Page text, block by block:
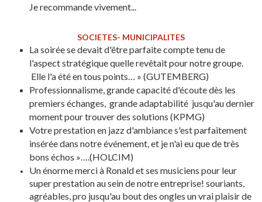
Je recommande vivement...
SOCIETES- MUNICIPALITES
La soirée se devait d'être parfaite compte tenu de
l'aspect stratégique quelle revêtait pour notre groupe.
Elle l'a été en tous points… » (GUTEMBERG)
Professionnalisme, grande capacité d'écoute dès les
premiers échanges, grande adaptabilité jusqu'au dernier
moment pour trouver des solutions (KPMG)
Votre prestation en jazz d'ambiance s'est parfaitement
insérée dans notre événement, et je n'ai eu que de très
bons échos »….(HOLCIM)
Un énorme merci à Ronald et ses musiciens pour leur
super prestation au sein de notre entreprise! souriants,
agréables, pro jusqu'au bout des ongles un vrai plaisir de